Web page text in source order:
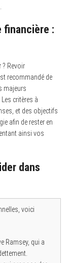
financière :
? Revoir
recommandé de
majeurs
critères à
et des objectifs
afin de rester en
ainsi vos
dans
voici
Ramsey, qui a